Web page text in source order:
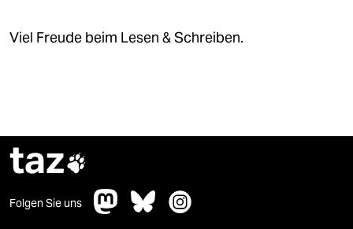
Viel Freude beim Lesen & Schreiben.
taz
Folgen Sie uns